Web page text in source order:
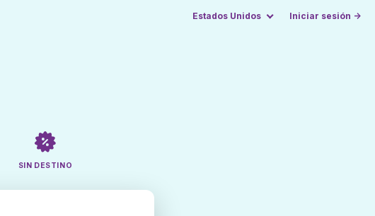
Estados Unidos Iniciar sesión →
SIN DESTINO